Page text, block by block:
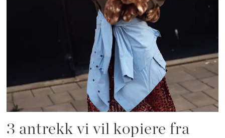
3 antrekk vi vil kopiere fra